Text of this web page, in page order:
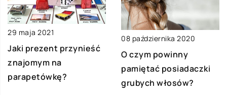
29 maja 2021
Jaki prezent przynieść
znajomym na
parapetówkę?
08 października 2020
O czym powinny
pamiętać posiadaczki
grubych włosów?